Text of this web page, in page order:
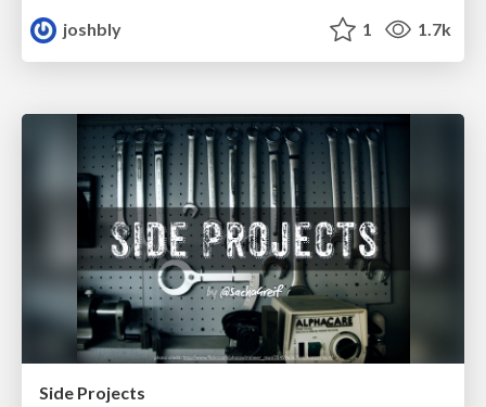
joshbly
1 1.7k
Side Projects